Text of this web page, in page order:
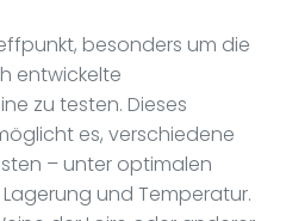
besonders um die
entwickelte
zu testen. Dieses
es, verschiedene
– unter optimalen
und Temperatur.